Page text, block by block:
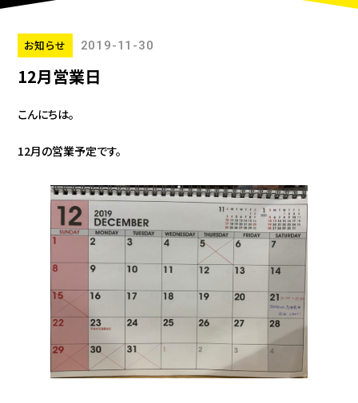
お知らせ 2019-11-30
12月営業日
こんにちは。
12月の営業予定です。